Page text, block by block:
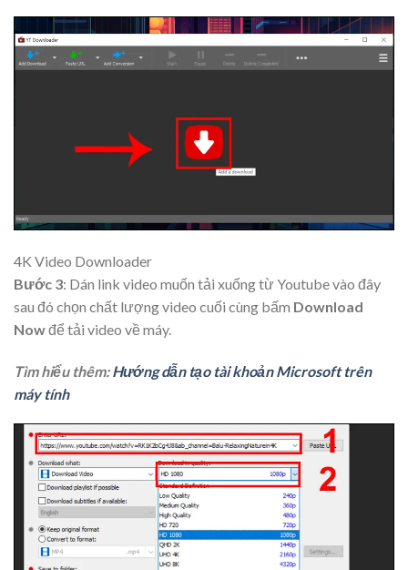
4K Video Downloader
Bước 3: Dán link video muốn tải xuống từ Youtube vào đây
sau đó chọn chất lượng video cuối cùng bấm Download
Nowđể tải video về máy.
Tìm hiểu thêm:Hướng dẫn tạo tài khoản Microsoft trên
máy tính